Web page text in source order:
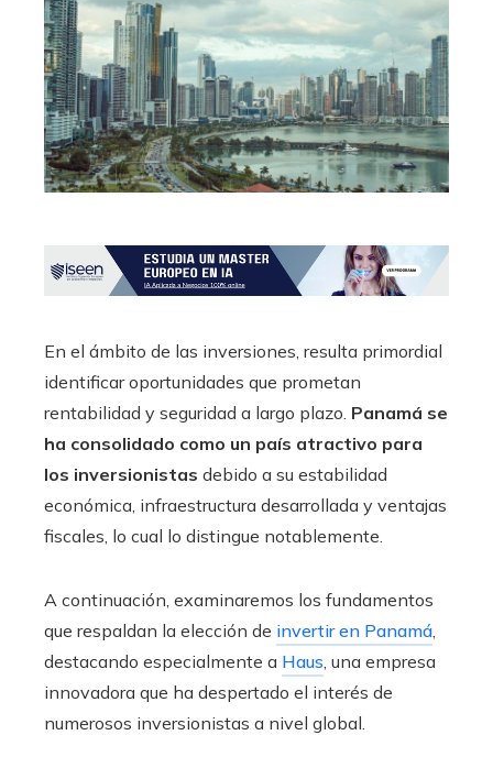
En el ámbito de las inversiones, resulta primordial
identificar oportunidades que prometan
rentabilidad y seguridad a largo plazo. Panamá se
ha consolidado como un país atractivo para
los inversionistas debido a su estabilidad
económica, infraestructura desarrollada y ventajas
fiscales, lo cual lo distingue notablemente.
A continuación, examinaremos los fundamentos
que respaldan la elección de invertir en Panamá
destacando especialmente a Haus , una empresa
innovadora que ha despertado el interés de
numerosos inversionistas a nivel global.